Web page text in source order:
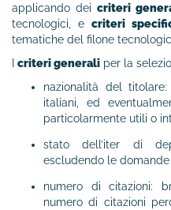
applicando dei criteri
tecnologici, e criteri
tematiche del filone
criteri generali per la
nazionalità del
italiani, ed
particolarmente utili o
stato dell’iter di
escludendo le
numero di citazioni:
numero di citazioni